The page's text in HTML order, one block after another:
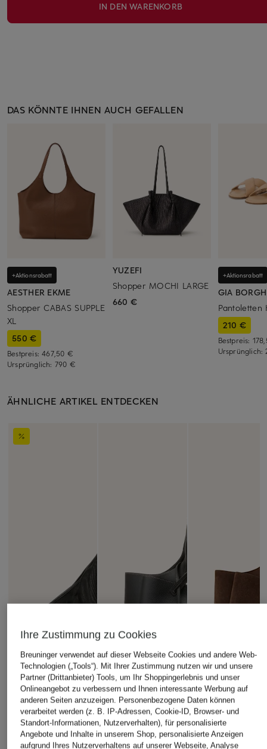
IN DEN WARENKORB
DAS KÖNNTE IHNEN AUCH GEFALLEN
+Aktionsrabatt
AESTHER EKME
Shopper CABAS SUPPLE
XL
550 €
Bestpreis:467,50 €
Ursprünglich: 790 €
YUZEFI
Shopper MOCHI LARGE
660 €
+Aktionsrabatt
GIA
Pantoletten
210 €
Bestpreis:
Ursprünglich:
ÄHNLICHE ARTIKEL ENTDECKEN
Ihre Zustimmung zu Cookies
Breuninger verwendet auf dieser Webseite Cookies und andere Web-
Technologien („Tools“). Mit Ihrer Zustimmung nutzen wir und unsere
Partner (Drittanbieter) Tools, um Ihr Shoppingerlebnis und unser
Onlineangebot zu verbessern und Ihnen interessante Werbung auf
anderen Seiten anzuzeigen. Personenbezogene Daten können
verarbeitet werden (z. B. IP-Adressen, Cookie-ID, Browser- und
Standort-Informationen, Nutzerverhalten), für personalisierte
Angebote und Inhalte in unserem Shop, personalisierte Anzeigen
aufgrund Ihres Nutzerverhaltens auf unserer Webseite, Analyse